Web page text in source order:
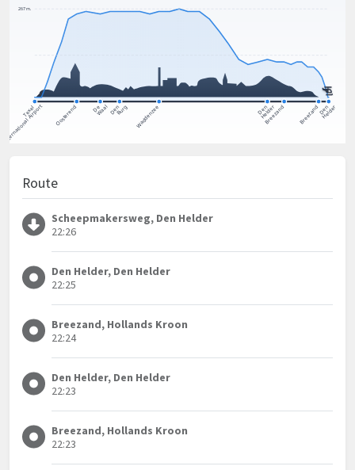
Route
Scheepmakersweg, Den Helder
22:26
Den Helder, Den Helder
22:25
Breezand, Hollands Kroon
22:24
Den Helder, Den Helder
22:23
Breezand, Hollands Kroon
22:23